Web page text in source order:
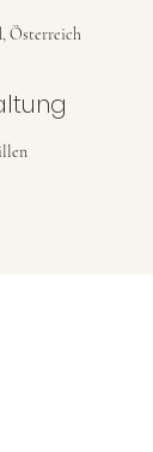
Österreich